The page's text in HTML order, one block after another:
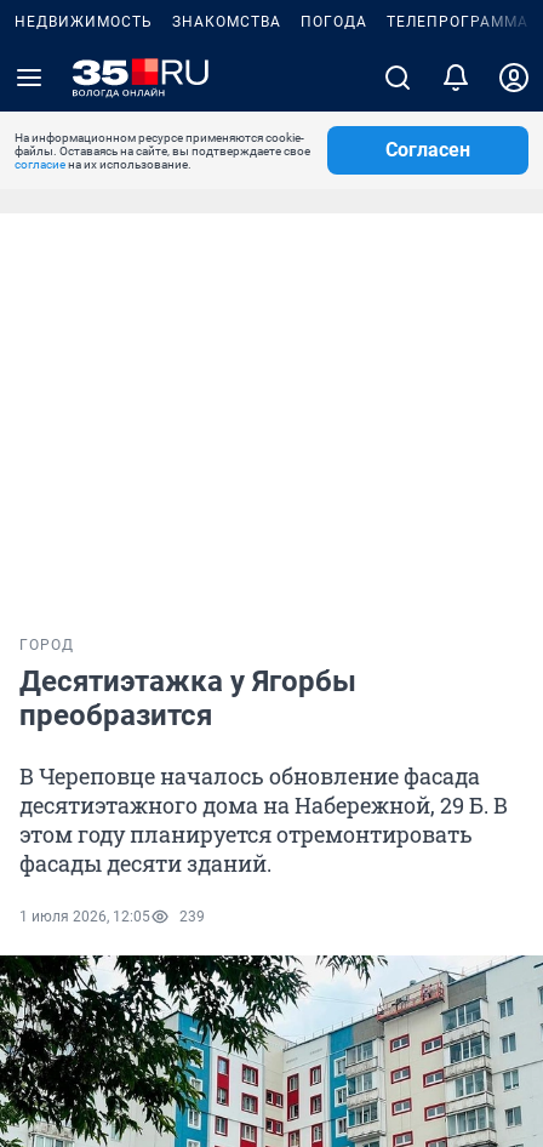
НЕДВИЖИМОСТЬ ЗНАКОМСТВА ПОГОДА ТЕЛЕПРОГРАММА
На информационном ресурсе применяются cookie-
файлы. Оставаясь на сайте, вы подтверждаете свое
согласиена их использование.
Согласен
ГОРОД
Десятиэтажка у Ягорбы
преобразится
В Череповце началось обновление фасада
десятиэтажного дома на Набережной, 29 Б. В
этом году планируется отремонтировать
фасады десяти зданий.
1 июля 2026, 12:05 239